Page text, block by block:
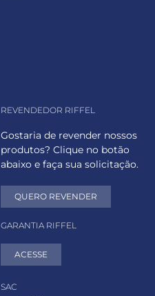
REVENDEDOR RIFFEL
Gostaria de revender nossos
produtos? Clique no botão
abaixo e faça sua solicitação.
QUERO REVENDER
GARANTIA RIFFEL
ACESSE
SAC